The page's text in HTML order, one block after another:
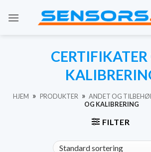
HJEM » PRODUKTER » ANDET OG
OG KALIBRERING
FILTER